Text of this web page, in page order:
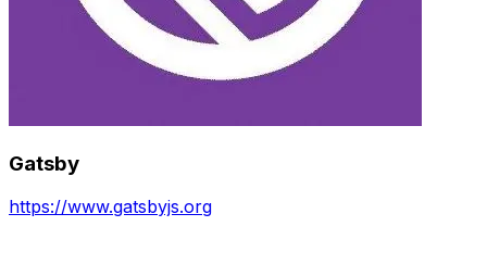
Gatsby
https://www.gatsbyjs.org